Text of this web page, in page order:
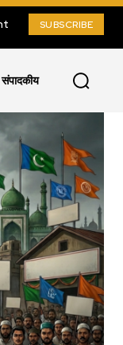
SUBSCRIBE
संपादकीय